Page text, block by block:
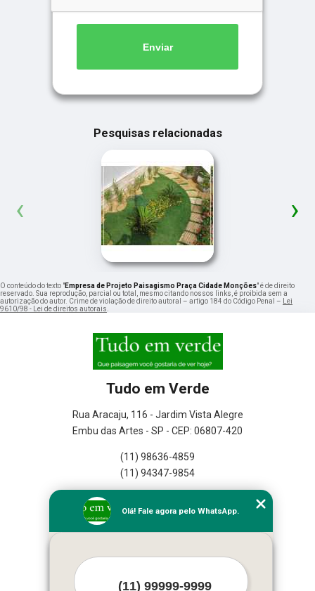
Enviar
Pesquisas relacionadas
‹ ›
O conteúdo do texto "Empresa de Projeto Paisagismo Praça Cidade Monções" é de direito
reservado. Sua reprodução, parcial ou total, mesmo citando nossos links, é proibida sem a
autorização do autor. Crime de violação de direito autoral – artigo 184 do Código Penal –
Lei
9610/98 - Lei de direitos autorais
Tudo em Verde
Rua Aracaju, 116 - Jardim Vista Alegre
Embu das Artes - SP - CEP: 06807-420
(11) 98636-4859
(11) 94347-9854
Empresa
Missão
Mapa do site
Olá! Fale agora pelo WhatsApp.